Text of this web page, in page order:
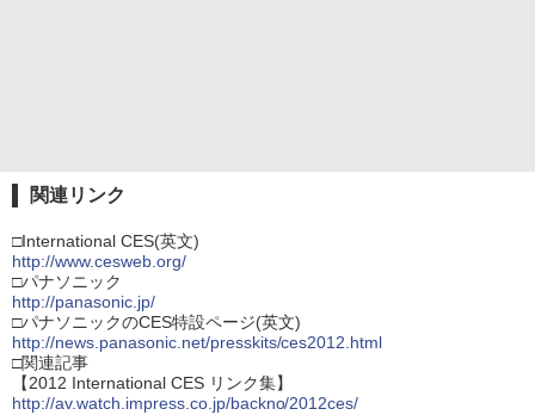
関連リンク
□International CES(英文)
http://www.cesweb.org/
□パナソニック
http://panasonic.jp/
□パナソニックのCES特設ページ(英文)
http://news.panasonic.net/presskits/ces2012.html
□関連記事
【2012 International CES リンク集】
http://av.watch.impress.co.jp/backno/2012ces/